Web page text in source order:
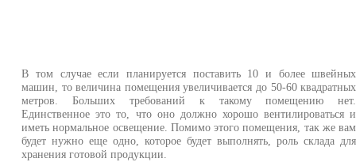
В том случае если планируется поставить 10 и более швейных
машин, то величина помещения увеличивается до 50-60 квадратных
метров. Больших требований к такому помещению нет.
Единственное это то, что оно должно хорошо вентилироваться и
иметь нормальное освещение. Помимо этого помещения, так же вам
будет нужно еще одно, которое будет выполнять, роль склада для
хранения готовой продукции.